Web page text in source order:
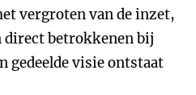
vergroten van de inzet,
direct betrokkenen bij
gedeelde visie ontstaat